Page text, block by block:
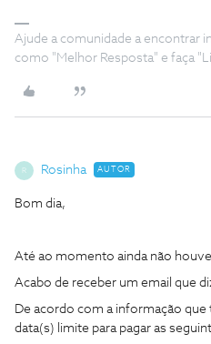
Ajude a comunidade a encontrar
como "Melhor Resposta" e faça
R Rosinha AUTOR
Bom dia,
Até ao momento ainda não
Acabo de receber um email que
De acordo com a informação
data(s) limite para pagar as